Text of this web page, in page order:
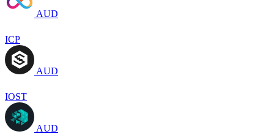
AUD
ICP
AUD
IOST
AUD